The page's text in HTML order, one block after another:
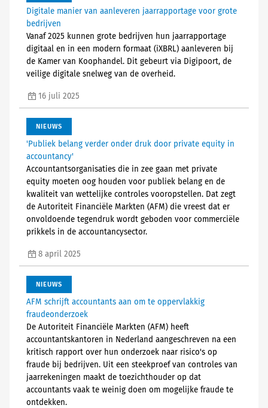
Digitale manier van aanleveren jaarrapportage voor grote
bedrijven
Vanaf 2025 kunnen grote bedrijven hun jaarrapportage
digitaal en in een modern formaat (iXBRL) aanleveren bij
de Kamer van Koophandel. Dit gebeurt via Digipoort, de
veilige digitale snelweg van de overheid.
16 juli 2025
NIEUWS
'Publiek belang verder onder druk door private equity in
accountancy'
Accountantsorganisaties die in zee gaan met private
equity moeten oog houden voor publiek belang en de
kwaliteit van wettelijke controles vooropstellen. Dat zegt
de Autoriteit Financiële Markten (AFM) die vreest dat er
onvoldoende tegendruk wordt geboden voor commerciële
prikkels in de accountancysector.
8 april 2025
NIEUWS
AFM schrijft accountants aan om te oppervlakkig
fraudeonderzoek
De Autoriteit Financiële Markten (AFM) heeft
accountantskantoren in Nederland aangeschreven na een
kritisch rapport over hun onderzoek naar risico's op
fraude bij bedrijven. Uit een steekproef van controles van
jaarrekeningen maakt de toezichthouder op dat
accountants vaak te weinig doen om mogelijke fraude te
ontdekken.